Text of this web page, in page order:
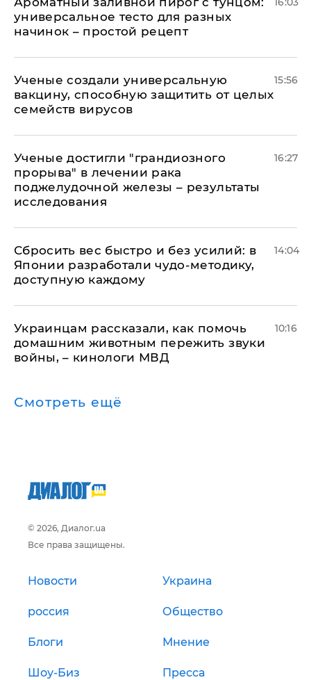
универсальное тесто для разных
начинок – простой рецепт
Ученые создали универсальную
вакцину, способную защитить от целых
семейств вирусов
15:56
Ученые достигли "грандиозного
прорыва" в лечении рака
поджелудочной железы – результаты
исследования
16:27
Сбросить вес быстро и без усилий: в
Японии разработали чудо-методику,
доступную каждому
14:04
Украинцам рассказали, как помочь
домашним животным пережить звуки
войны, – кинологи МВД
10:16
Смотреть ещё
© 2026, Диалог.ua
Все права защищены.
Новости Украина
россия Общество
Блоги Мнение
Шоу-Биз Пресса